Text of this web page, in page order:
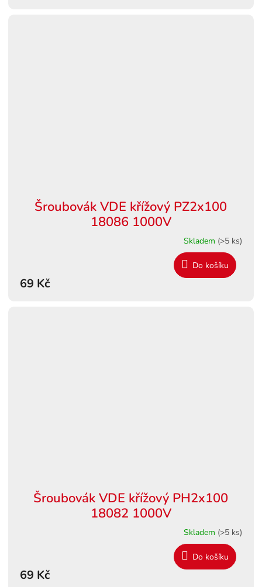
Šroubovák VDE křížový PZ2x100
18086 1000V
Skladem (>5 ks)
69 Kč
Do košíku
Šroubovák VDE křížový PH2x100
18082 1000V
Skladem (>5 ks)
69 Kč
Do košíku